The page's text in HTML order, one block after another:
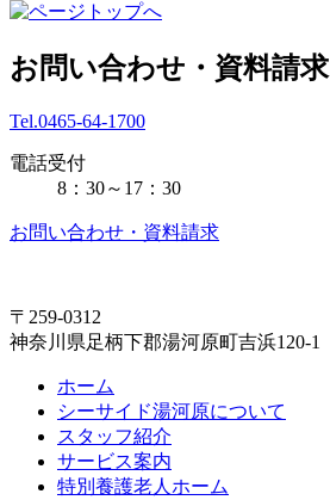
お問い合わせ・資料請求
Tel.0465-64-1700
電話受付
8：30～17：30
お問い合わせ・資料請求
〒259-0312
神奈川県足柄下郡湯河原町吉浜120-1
ホーム
シーサイド湯河原について
スタッフ紹介
サービス案内
特別養護老人ホーム